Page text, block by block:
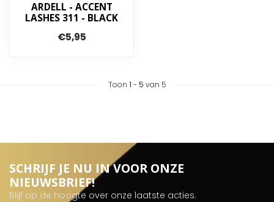
ARDELL - ACCENT
LASHES 311 - BLACK
€5,95
Toon 1 - 5 van 5
SCHRIJF JE NU IN VOOR ONZE
NIEUWSBRIEF!
Blijf op de hoogte over onze laatste acties.